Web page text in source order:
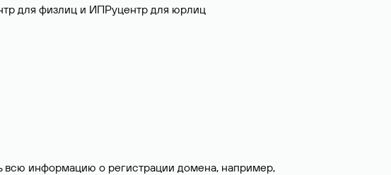
для физлиц и ИПРуцентр для юрлиц
всю информацию о регистрации домена, например,